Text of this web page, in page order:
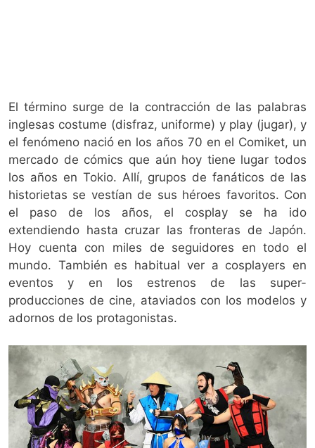
El término surge de la contracción de las palabras
inglesas costume (disfraz, uniforme) y play (jugar), y
el fenómeno nació en los años 70 en el Comiket, un
mercado de cómics que aún hoy tiene lugar todos
los años en Tokio. Allí, grupos de fanáticos de las
historietas se vestían de sus héroes favoritos. Con
el paso de los años, el cosplay se ha ido
extendiendo hasta cruzar las fronteras de Japón.
Hoy cuenta con miles de seguidores en todo el
mundo. También es habitual ver a cosplayers en
eventos y en los estrenos de las super-
producciones de cine, ataviados con los modelos y
adornos de los protagonistas.